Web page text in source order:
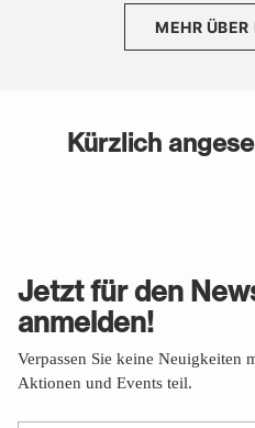
MEHR ÜBER
Kürzlich
Jetzt für den
anmelden!
Verpassen Sie keine Neuigkeiten
Aktionen und Events teil.